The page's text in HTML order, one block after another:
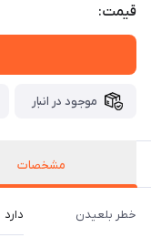
قیمت:
موجود در انبار
مشخصات
خطر بلعیدن دارد